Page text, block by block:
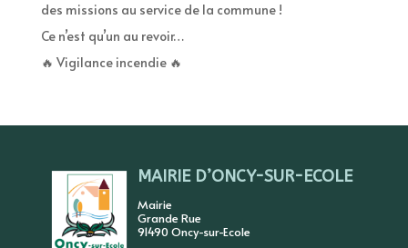
des missions au service de la commune !
Ce n’est qu’un au revoir…
🔥 Vigilance incendie 🔥
MAIRIE D’ONCY-SUR-ECOLE
Mairie
Grande Rue
91490 Oncy-sur-Ecole